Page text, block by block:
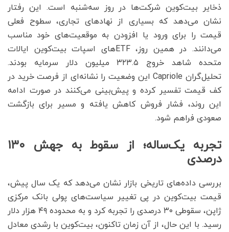
ذخایر بیت‌کوین شرکت‌ها در روز سه‌شنبه است. این رفتار
نشان می‌دهد که بسیاری از نهادهای تجاری، سطوح فعلی
قیمت را برای ورود یا افزودن به موقعیت‌های خود مناسب
می‌دانند. در همین روز، ETFهای اسپات بیت‌کوین ایالات
متحده شاهد خروج ۳۲۳.۵ میلیون دلار سرمایه بودند.
تحلیل‌گران Capriole این وضعیت را نشانه‌ای از فرصت خرید در
کف قیمت تفسیر کرده و پیش‌بینی می‌کنند در صورت ادامه
این روند، فشار فروش کاهش یافته و مسیر برای بازگشت
صعودی فراهم شود.
تجربه یک‌ساله؛ از سقوط به جهش ۱۳۰
درصدی
بررسی داده‌های تاریخی بازار نشان می‌دهد که یک سال پیش،
قیمت بیت‌کوین در پی تغییر سیاست‌های پولی بانک مرکزی
ژاپن، سقوطی ۳۰ درصدی را تجربه کرد و به محدوده ۴۹ هزار دلار
رسید. با این حال، از آن زمان تاکنون، بیت‌کوین با رشدی معادل